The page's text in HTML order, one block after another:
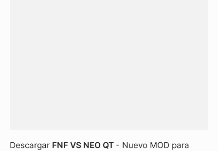
Descargar FNF VS NEO QT - Nuevo MOD para